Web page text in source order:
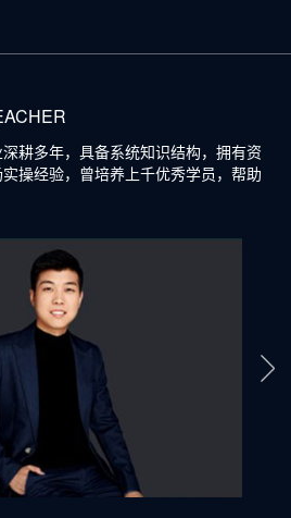
耕多年，具备系统知识结构，拥有资
操经验，曾培养上千优秀学员，帮助